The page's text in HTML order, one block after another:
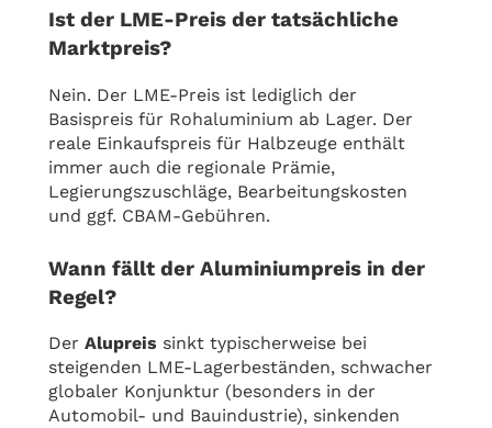
Ist der LME-Preis der tatsächliche
Marktpreis?
Nein. Der LME-Preis ist lediglich der
Basispreis für Rohaluminium ab Lager. Der
reale Einkaufspreis für Halbzeuge enthält
immer auch die regionale Prämie,
Legierungszuschläge, Bearbeitungskosten
und ggf. CBAM-Gebühren.
Wann fällt der Aluminiumpreis in der
Regel?
DerAlupreis sinkt typischerweise bei
steigenden LME-Lagerbeständen, schwacher
globaler Konjunktur (besonders in der
Automobil- und Bauindustrie), sinkenden